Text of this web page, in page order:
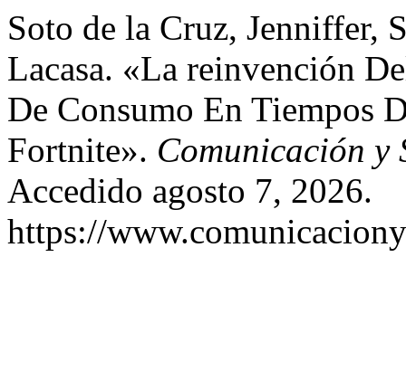
Soto de la Cruz, Jenniffer,
Lacasa. «La reinvención
De Consumo En Tiempos
Fortnite». Comunicación y
Accedido agosto 7, 2026.
https://